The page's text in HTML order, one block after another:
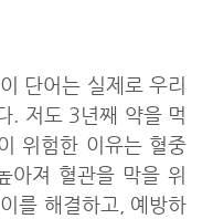
단어는 실제로 우리
. 저도 3년째 약을 먹
위험한 이유는 혈중
아져 혈관을 막을 위
를 해결하고, 예방하